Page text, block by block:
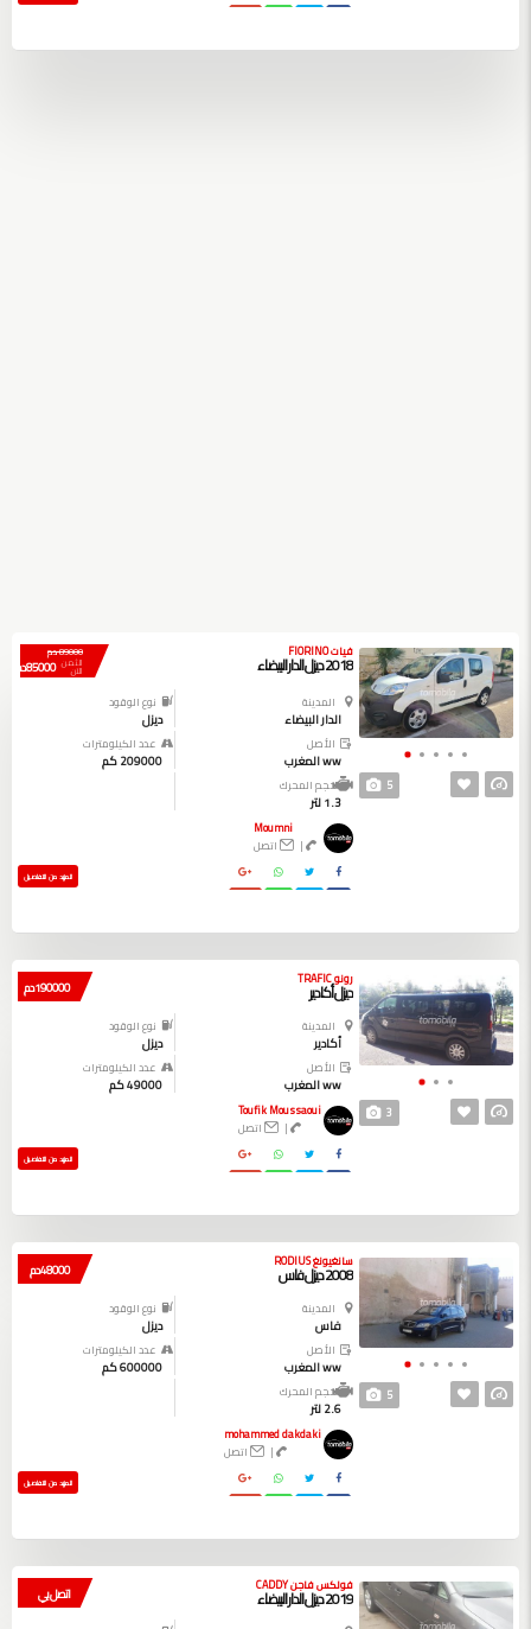
5
89000 دم
الثمن
الآن 85000 دم
فيات FIORINO
2018 ديزل الدار البيضاء
المدينة
الدار البيضاء
نوع الوقود
ديزل
الأصل
ww المغرب
عدد الكيلومترات
209000 كم
حجم المحرك
1.3 لتر
Moumni
|
اتصل
المزيد من التفاصيل
3
190000 دم رونو TRAFIC
ديزل أكادير
المدينة
أكادير
نوع الوقود
ديزل
الأصل
ww المغرب
عدد الكيلومترات
49000 كم
Toufik Moussaoui
|
اتصل
المزيد من التفاصيل
5
48000 دم سانغيونغ RODIUS
2008 ديزل فاس
المدينة
فاس
نوع الوقود
ديزل
الأصل
ww المغرب
عدد الكيلومترات
600000 كم
حجم المحرك
2.6 لتر
mohammed dakdaki
|
اتصل
المزيد من التفاصيل
اتصل بي فولكس فاجن CADDY
2019 ديزل الدار البيضاء